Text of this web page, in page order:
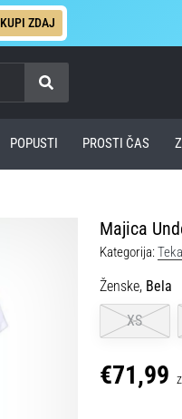
KUPI ZDAJ
Iskanje
POPUSTI PROSTI ČAS
Majica
Kategorija:
Ženske, Bela
XS
€71,99